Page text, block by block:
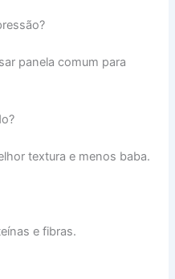
panela comum para
textura e menos baba.
e fibras.